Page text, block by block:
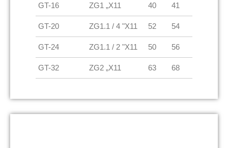
GT-16 ZG1 „X11 40 41
GT-20 ZG1.1 / 4 "X11 52 54
GT-24 ZG1.1 / 2 "X11 50 56
GT-32 ZG2 „X11 63 68